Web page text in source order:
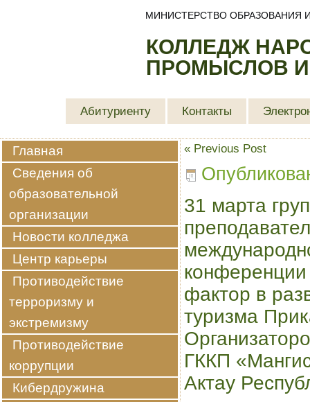
КОЛЛЕДЖ
ПРОМЫСЛОВ
МИНИСТЕРСТВО ОБРАЗОВАНИЯ
Абитуриенту Контакты
Главная
Сведения об
образовательной
организации
Новости колледжа
Центр карьеры
Противодействие
терроризму и
экстремизму
Противодействие
коррупции
Кибердружина
« Previous Post
31 марта
фактор в
туризма
ГККП
Актау